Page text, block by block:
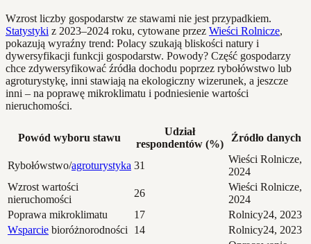
Wzrost liczby gospodarstw ze stawami nie jest przypadkiem.
Statystyki z 2023–2024 roku, cytowane przez Wieści Rolnicze,
pokazują wyraźny trend: Polacy szukają bliskości natury i
dywersyfikacji funkcji gospodarstw. Powody? Część gospodarzy
chce zdywersyfikować źródła dochodu poprzez rybołówstwo lub
agroturystykę, inni stawiają na ekologiczny wizerunek, a jeszcze
inni – na poprawę mikroklimatu i podniesienie wartości
nieruchomości.
Powód wyboru stawu
Udział
respondentów (%)
Źródło danych
Rybołówstwo/agroturystyka 31
Wieści Rolnicze,
2024
Wzrost wartości
nieruchomości
26
Wieści Rolnicze,
2024
Poprawa mikroklimatu
17
Rolnicy24, 2023
Wsparcie bioróżnorodności 14
Rolnicy24, 2023